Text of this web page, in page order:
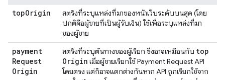
topOrigin
สตริงที่ระบุแหล่งที่มาของหน้าเว็บระดับบนสุด (โดย
ปกติคือผู้ขายที่เป็นผู้รับเงิน) ใช้เพื่อระบุแหล่งที่มา
ของผู้ขาย
payment
Request
Origin
สตริงที่ระบุต้นทางของผู้เรียก ซึ่งอาจเหมือนกับ top
Origin เมื่อผู้ขายเรียกใช้ Payment Request API
โดยตรง แต่ก็อาจแตกต่างกันหาก API ถูกเรียกใช้จาก